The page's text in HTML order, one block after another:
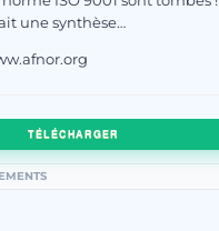
une synthèse…
TÉLÉCHARGER